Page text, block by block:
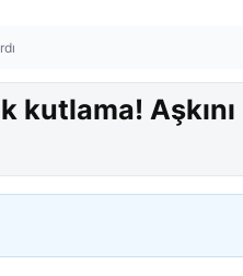
kutlama! Aşkını